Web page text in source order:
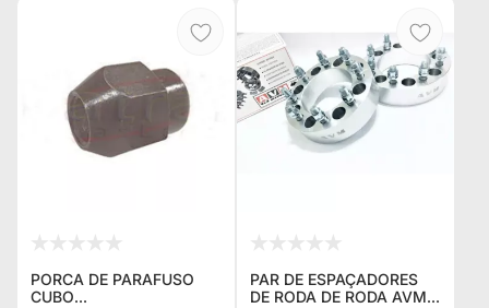
PORCA DE PARAFUSO
CUBO
PAR DE ESPAÇADORES
DE RODA DE RODA AVM